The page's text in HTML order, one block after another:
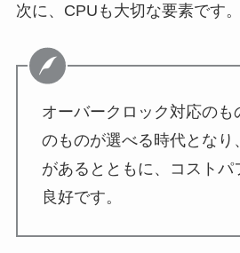
次に、CPUも大切な要素です。
オーバークロック対応のも
のものが選べる時代となり
があるとともに、コストパ
良好です。